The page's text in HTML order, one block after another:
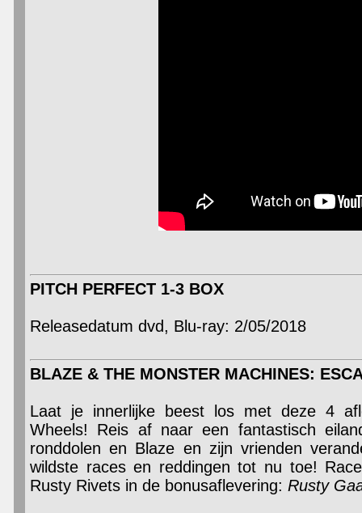
PITCH PERFECT 1-3 BOX
Releasedatum dvd, Blu-ray: 2/05/2018
BLAZE & THE MONSTER MACHINES:
Laat je innerlijke beest los met deze 4
Wheels! Reis af naar een fantastisch
ronddolen en Blaze en zijn vrienden
wildste races en reddingen tot nu toe!
Rusty Rivets in de bonusaflevering: Rusty